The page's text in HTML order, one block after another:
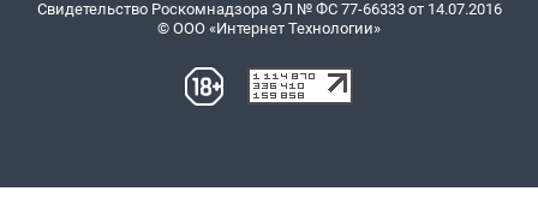
Свидетельство Роскомнадзора ЭЛ № ФС 77-66333 от 14.07.2016
© ООО «Интернет Технологии»